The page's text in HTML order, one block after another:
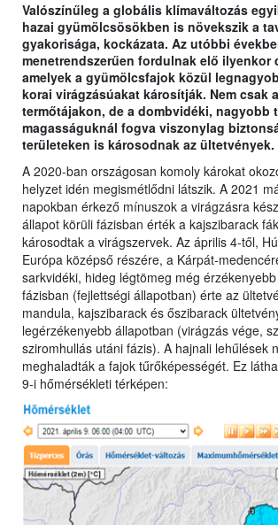
Valószínűleg a globális klímaváltozás
hazai gyümölcsösökben is növekszik a
gyakorisága, kockázata. Az utóbbi
menetrendszerűen fordulnak elő ilyenkor
amelyek a gyümölcsfajok közül
korai virágzásúakat károsítják. Nem csak
termőtájakon, de a dombvidéki, nagyobb
magasságuknál fogva viszonylag
területeken is károsodnak az ültetvények.
A 2020-ban országosan komoly károkat
helyzet idén megismétlődni látszik. A 2021
napokban érkező mínuszok a virágzásra
állapot körüli fázisban érték a kajszibarack
károsodtak a virágszervek. Az április 4-től,
Európa középső részére, a Kárpát-
sarkvidéki, hideg légtömeg még
fázisban (fejlettségi állapotban) érte az
mandula, kajszibarack és őszibarack
legérzékenyebb állapotban (virágzás vége,
sziromhullás utáni fázis). A hajnali lehűlések
meghaladták a fajok tűrőképességét. Ez
9-i hőmérsékleti térképen: